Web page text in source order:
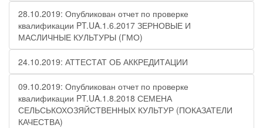
28.10.2019: Опубликован отчет по проверке
квалификации PT.UA.1.6.2017 ЗЕРНОВЫЕ И
МАСЛИЧНЫЕ КУЛЬТУРЫ (ГМО)
24.10.2019: АТТЕСТАТ ОБ АККРЕДИТАЦИИ
09.10.2019: Опубликован отчет по проверке
квалификации PT.UA.1.8.2018 СЕМЕНА
СЕЛЬСЬКОХОЗЯЙСТВЕННЫХ КУЛЬТУР (ПОКАЗАТЕЛИ
КАЧЕСТВА)